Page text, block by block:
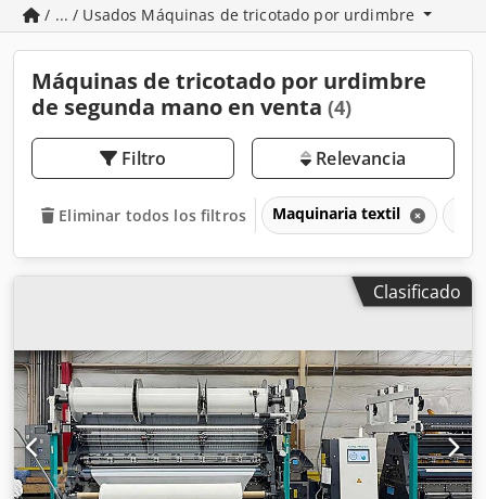
/ ... / Usados Máquinas de tricotado por urdimbre
Máquinas de tricotado por urdimbre
de segunda mano en venta (4)
Filtro Relevancia
Eliminar todos los filtros Maquinaria textil
Clasificado